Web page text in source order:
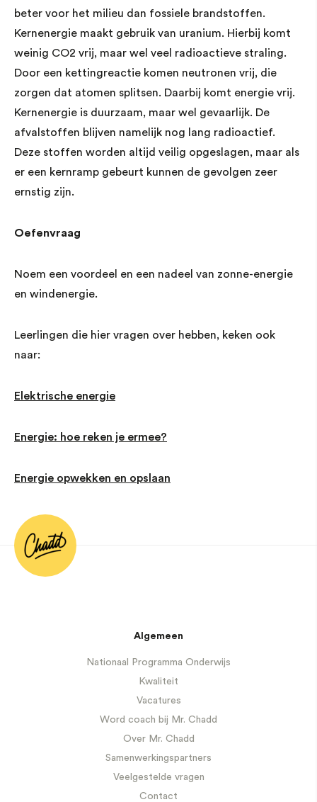
beter voor het milieu dan fossiele brandstoffen.
Kernenergie maakt gebruik van uranium. Hierbij komt
weinig CO2 vrij, maar wel veel radioactieve straling.
Door een kettingreactie komen neutronen vrij, die
zorgen dat atomen splitsen. Daarbij komt energie vrij.
Kernenergie is duurzaam, maar wel gevaarlijk. De
afvalstoffen blijven namelijk nog lang radioactief.
Deze stoffen worden altijd veilig opgeslagen, maar als
er een kernramp gebeurt kunnen de gevolgen zeer
ernstig zijn.
Oefenvraag
Noem een voordeel en een nadeel van zonne-energie
en windenergie.
Leerlingen die hier vragen over hebben, keken ook
naar:
Elektrische energie
Energie: hoe reken je ermee?
Energie opwekken en opslaan
Algemeen
Nationaal Programma Onderwijs
Kwaliteit
Vacatures
Word coach bij Mr. Chadd
Over Mr. Chadd
Samenwerkingspartners
Veelgestelde vragen
Contact